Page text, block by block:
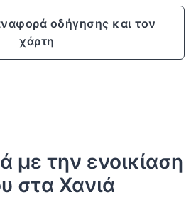
οδήγησης και τον
χάρτη
με την ενοικίαση
στα Χανιά